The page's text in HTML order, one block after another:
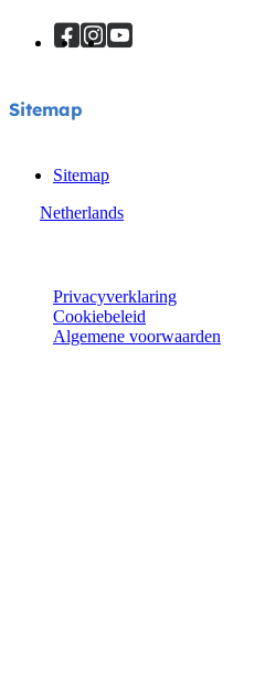
Sitemap
Sitemap
Netherlands
Privacyverklaring
Cookiebeleid
Algemene voorwaarden